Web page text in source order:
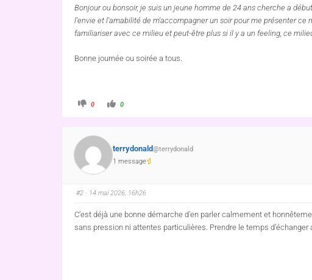
Bonjour ou bonsoir, je suis un jeune homme de 24 ans cherche a
l'envie et l'amabilité de m'accompagner un soir pour me présenter
familiariser avec ce milieu et peut-être plus si il y a un feeling, ce
Bonne journée ou soirée a tous.
0 0
terrydonald@terrydonald
1 message
#2 · 14 mai 2026, 16h26
C’est déjà une bonne démarche d’en parler calmement et
sans pression ni attentes particulières. Prendre le temps